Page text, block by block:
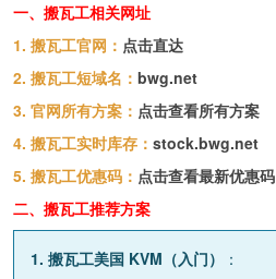
一、搬瓦工相关网址
1. 搬瓦工官网： 点击直达
2. 搬瓦工短域名： bwg.net
3. 官网所有方案： 点击查看所有方案
4. 搬瓦工实时库存： stock.bwg.net
5. 搬瓦工优惠码： 点击查看最新优惠码
二、搬瓦工推荐方案
1. 搬瓦工美国 KVM（入门） ：